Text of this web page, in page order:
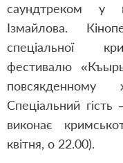
саундтреком у
Ізмайлова.
спеціальної
фестивалю
Спеціальний гість
виконає
квітня, о 22.00).